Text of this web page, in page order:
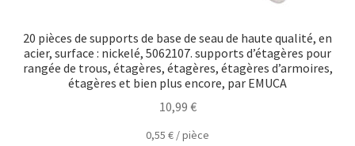
20 pièces de supports de base de seau de haute qualité, en
acier, surface : nickelé, 5062107. supports d’étagères pour
rangée de trous, étagères, étagères, étagères d’armoires,
étagères et bien plus encore, par EMUCA
10,99 €
0,55 € /pièce